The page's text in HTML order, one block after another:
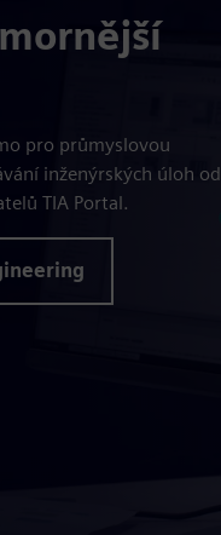
pro průmyslovou
inženýrských úloh od
TIA Portal.